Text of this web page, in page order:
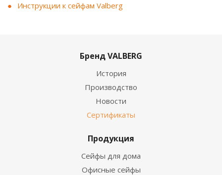
Инструкции к сейфам Valberg
Бренд VALBERG
История
Производство
Новости
Сертификаты
Продукция
Сейфы для дома
Офисные сейфы